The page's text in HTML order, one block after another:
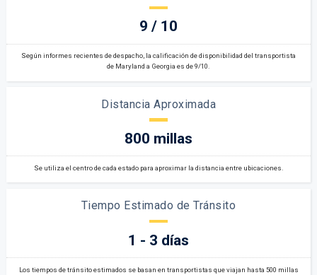
9 / 10
Según informes recientes de despacho, la calificación de disponibilidad del transportista
de Maryland a Georgia es de 9/10.
Distancia Aproximada
800 millas
Se utiliza el centro de cada estado para aproximar la distancia entre ubicaciones.
Tiempo Estimado de Tránsito
1 - 3 días
Los tiempos de tránsito estimados se basan en transportistas que viajan hasta 500 millas